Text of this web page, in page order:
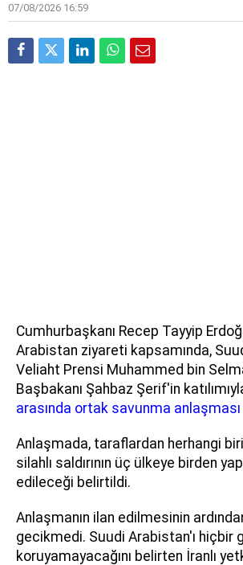
07/08/2026 16:59
Cumhurbaşkanı Recep Tayyip
Arabistan ziyareti kapsamında,
Veliaht Prensi Muhammed bin
Başbakanı Şahbaz Şerif'in
arasında ortak savunma anlaşması
Anlaşmada, taraflardan herhangi
silahlı saldırının üç ülkeye birden
edileceği belirtildi.
Anlaşmanın ilan edilmesinin
gecikmedi. Suudi Arabistan'ı hiçbir
koruyamayacağını belirten İranlı